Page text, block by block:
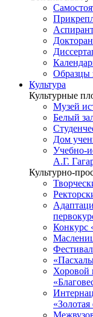
Образцы
Культура
Культурные
Музей
Белый
Дом
Учебно-
А.Г.
Культурно-
Конкурс
Хоровой
«Золотая